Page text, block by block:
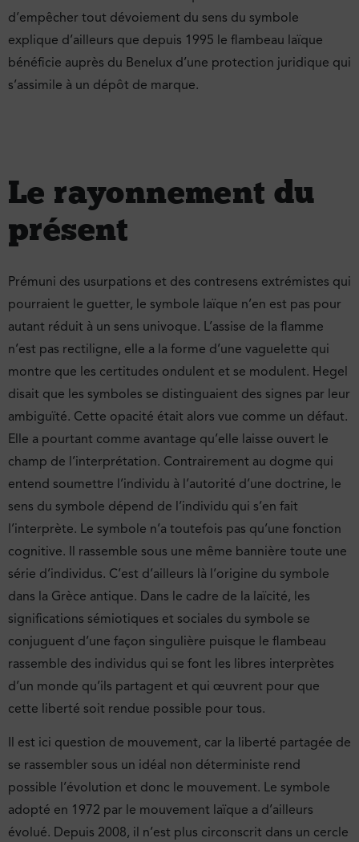
d’empêcher tout dévoiement du sens du symbole
explique d’ailleurs que depuis 1995 le flambeau laïque
bénéficie auprès du Benelux d’une protection juridique qui
s’assimile à un dépôt de marque.
Le rayonnement du
présent
Prémuni des usurpations et des contresens extrémistes qui
pourraient le guetter, le symbole laïque n’en est pas pour
autant réduit à un sens univoque. L’assise de la flamme
n’est pas rectiligne, elle a la forme d’une vaguelette qui
montre que les certitudes ondulent et se modulent. Hegel
disait que les symboles se distinguaient des signes par leur
ambiguïté. Cette opacité était alors vue comme un défaut.
Elle a pourtant comme avantage qu’elle laisse ouvert le
champ de l’interprétation. Contrairement au dogme qui
entend soumettre l’individu à l’autorité d’une doctrine, le
sens du symbole dépend de l’individu qui s’en fait
l’interprète. Le symbole n’a toutefois pas qu’une fonction
cognitive. Il rassemble sous une même bannière toute une
série d’individus. C’est d’ailleurs là l’origine du symbole
dans la Grèce antique. Dans le cadre de la laïcité, les
significations sémiotiques et sociales du symbole se
conjuguent d’une façon singulière puisque le flambeau
rassemble des individus qui se font les libres interprètes
d’un monde qu’ils partagent et qui œuvrent pour que
cette liberté soit rendue possible pour tous.
Il est ici question de mouvement, car la liberté partagée de
se rassembler sous un idéal non déterministe rend
possible l’évolution et donc le mouvement. Le symbole
adopté en 1972 par le mouvement laïque a d’ailleurs
évolué. Depuis 2008, il n’est plus circonscrit dans un cercle